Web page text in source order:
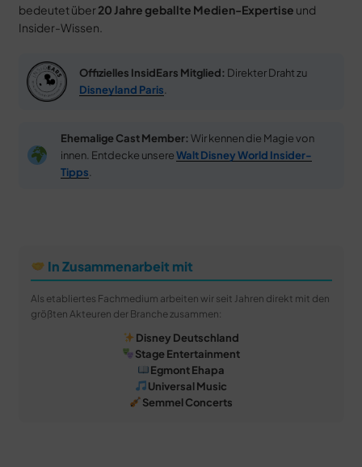
bedeutet über 20 Jahre geballte Medien-Expertise und
Insider-Wissen.
Offizielles InsidEars Mitglied: Direkter Draht zu
Disneyland Paris
Ehemalige Cast Member: Wir kennen die Magie von
innen. Entdecke unsereWalt Disney World Insider-
Tipps
In Zusammenarbeit mit
Als etabliertes Fachmedium arbeiten wir seit Jahren direkt mit den
größten Akteuren der Branche zusammen:
Disney Deutschland
Stage Entertainment
Egmont Ehapa
Universal Music
Semmel Concerts